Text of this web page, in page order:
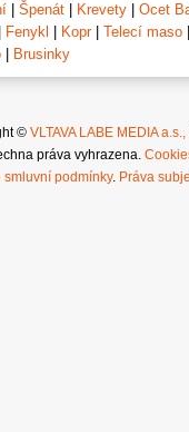
Špenát Krevety Ocet
Fenykl Kopr| Telecí maso
Brusinky
© VLTAVA LABE MEDIA a.s.,
práva vyhrazena.
smluvní podmínky. Práva